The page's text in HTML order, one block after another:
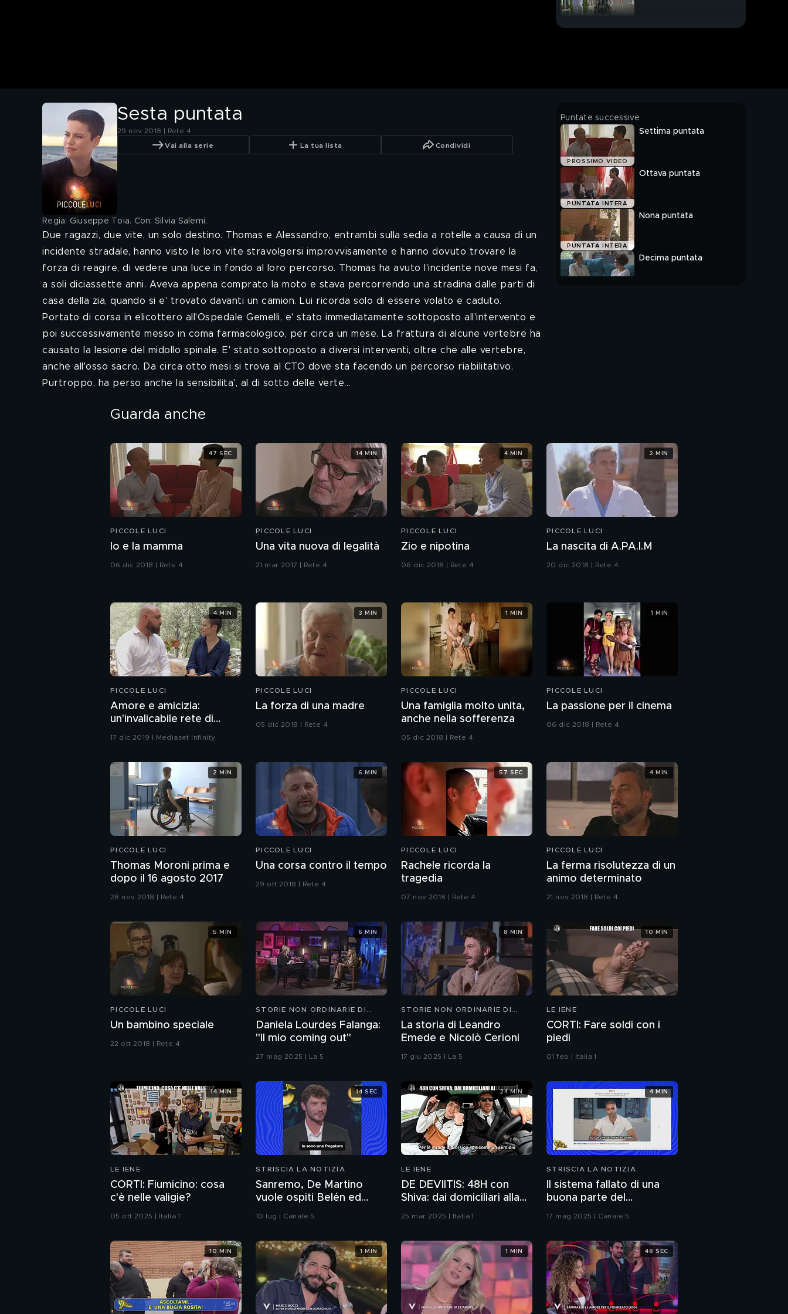
Sesta puntata
29 nov 2018 | Rete 4
Vai alla serie La tua lista Condividi
Regia: Giuseppe Toia. Con: Silvia Salemi.
Due ragazzi, due vite, un solo destino. Thomas e Alessandro, entrambi sulla sedia a rotelle a causa di un
incidente stradale, hanno visto le loro vite stravolgersi improvvisamente e hanno dovuto trovare la
forza di reagire, di vedere una luce in fondo al loro percorso. Thomas ha avuto l'incidente nove mesi fa,
a soli diciassette anni. Aveva appena comprato la moto e stava percorrendo una stradina dalle parti di
casa della zia, quando si e' trovato davanti un camion. Lui ricorda solo di essere volato e caduto.
Portato di corsa in elicottero all'Ospedale Gemelli, e' stato immediatamente sottoposto all'intervento e
poi successivamente messo in coma farmacologico, per circa un mese. La frattura di alcune vertebre ha
causato la lesione del midollo spinale. E' stato sottoposto a diversi interventi, oltre che alle vertebre,
anche all'osso sacro. Da circa otto mesi si trova al CTO dove sta facendo un percorso riabilitativo.
Purtroppo, ha perso anche la sensibilita', al di sotto delle verte...
Puntate successive
PROSSIMO VIDEO
Settima puntata
PUNTATA INTERA
Ottava puntata
PUNTATA INTERA
Nona puntata
Decima puntata
Guarda anche
PICCOLE LUCI
Io e la mamma
06 dic 2018 | Rete 4
47 SEC
PICCOLE LUCI
Una vita nuova di legalità
21 mar 2017 | Rete 4
14 MIN
PICCOLE LUCI
Zio e nipotina
06 dic 2018 | Rete 4
4 MIN
PICCOLE LUCI
La nascita di A.PA.I.M
20 dic 2018 | Rete 4
2 MIN
PICCOLE LUCI
Amore e amicizia:
un'invalicabile rete di
protezione
17 dic 2019 | Mediaset Infinity
4 MIN
PICCOLE LUCI
La forza di una madre
05 dic 2018 | Rete 4
3 MIN
PICCOLE LUCI
Una famiglia molto unita,
anche nella sofferenza
05 dic 2018 | Rete 4
1 MIN
PICCOLE LUCI
La passione per il cinema
06 dic 2018 | Rete 4
1 MIN
PICCOLE LUCI
Thomas Moroni prima e
dopo il 16 agosto 2017
28 nov 2018 | Rete 4
2 MIN
PICCOLE LUCI
Una corsa contro il tempo
29 ott 2018 | Rete 4
6 MIN
PICCOLE LUCI
Rachele ricorda la
tragedia
07 nov 2018 | Rete 4
57 SEC
PICCOLE LUCI
La ferma risolutezza di un
animo determinato
21 nov 2018 | Rete 4
4 MIN
PICCOLE LUCI
Un bambino speciale
22 ott 2018 | Rete 4
5 MIN
STORIE NON ORDINARIE DI
Daniela Lourdes Falanga:
"Il mio coming out"
27 mag 2025 | La 5
6 MIN
STORIE NON ORDINARIE DI
La storia di Leandro
Emede e Nicolò Cerioni
17 giu 2025 | La 5
8 MIN
LE IENE
CORTI: Fare soldi con i
piedi
01 feb | Italia 1
10 MIN
LE IENE
CORTI: Fiumicino: cosa
c'è nelle valigie?
05 ott 2025 | Italia 1
14 MIN
STRISCIA LA NOTIZIA
Sanremo, De Martino
vuole ospiti Belén ed
Emma: il curioso triangolo
10 lug | Canale 5
14 SEC
LE IENE
DE DEVIITIS: 48H con
Shiva: dai domiciliari alla
25 mar 2025 | Italia 1
24 MIN
STRISCIA LA NOTIZIA
Il sistema fallato di una
buona parte del
giornalismo online: articoli
17 mag 2025 | Canale 5
4 MIN
10 MIN 1 MIN 1 MIN 48 SEC